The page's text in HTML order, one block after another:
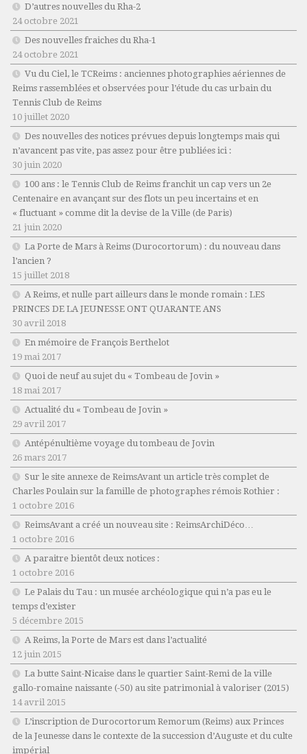
D’autres nouvelles du Rha-2
24 octobre 2021
Des nouvelles fraiches du Rha-1
24 octobre 2021
Vu du Ciel, le TCReims : anciennes photographies aériennes de
Reims rassemblées et observées pour l’étude du cas urbain du
Tennis Club de Reims
10 juillet 2020
Des nouvelles des notices prévues depuis longtemps mais qui
n’avancent pas vite, pas assez pour être publiées ici :
30 juin 2020
100 ans : le Tennis Club de Reims franchit un cap vers un 2e
Centenaire en avançant sur des flots un peu incertains et en
« fluctuant » comme dit la devise de la Ville (de Paris)
21 juin 2020
La Porte de Mars à Reims (Durocortorum) : du nouveau dans
l’ancien ?
15 juillet 2018
A Reims, et nulle part ailleurs dans le monde romain : LES
PRINCES DE LA JEUNESSE ONT QUARANTE ANS
30 avril 2018
En mémoire de François Berthelot
19 mai 2017
Quoi de neuf au sujet du « Tombeau de Jovin »
18 mai 2017
Actualité du « Tombeau de Jovin »
29 avril 2017
Antépénultième voyage du tombeau de Jovin
26 mars 2017
Sur le site annexe de ReimsAvant un article très complet de
Charles Poulain sur la famille de photographes rémois Rothier :
1 octobre 2016
ReimsAvant a créé un nouveau site : ReimsArchiDéco…
1 octobre 2016
A paraitre bientôt deux notices :
1 octobre 2016
Le Palais du Tau : un musée archéologique qui n’a pas eu le
temps d’exister
5 décembre 2015
A Reims, la Porte de Mars est dans l’actualité
12 juin 2015
La butte Saint-Nicaise dans le quartier Saint-Remi de la ville
gallo-romaine naissante (-50) au site patrimonial à valoriser (2015)
14 avril 2015
L’inscription de Durocortorum Remorum (Reims) aux Princes
de la Jeunesse dans le contexte de la succession d’Auguste et du culte
impérial